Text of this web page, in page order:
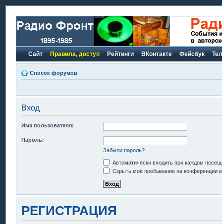
Сайт Правила, доступ Рейтинги ВКонтакте Фейсбук
Список форумов
Вход
Имя пользователя:
Пароль:
Забыли пароль?
Автоматически входить при каждом
Скрыть моё пребывание на конференции в
РЕГИСТРАЦИЯ